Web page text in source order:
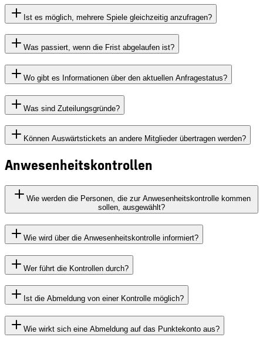
Ist es möglich, mehrere Spiele gleichzeitig anzufragen?
Was passiert, wenn die Frist abgelaufen ist?
Wo gibt es Informationen über den aktuellen Anfragestatus?
Was sind Zuteilungsgründe?
Können Auswärtstickets an andere Mitglieder übertragen werden?
Anwesenheitskontrollen
Wie werden die Personen, die zur Anwesenheitskontrolle kommen
sollen, ausgewählt?
Wie wird über die Anwesenheitskontrolle informiert?
Wer führt die Kontrollen durch?
Ist die Abmeldung von einer Kontrolle möglich?
Wie wirkt sich eine Abmeldung auf das Punktekonto aus?